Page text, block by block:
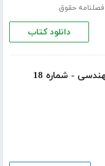
فصلنامه حقوق
دانلود کتاب
- شماره 18